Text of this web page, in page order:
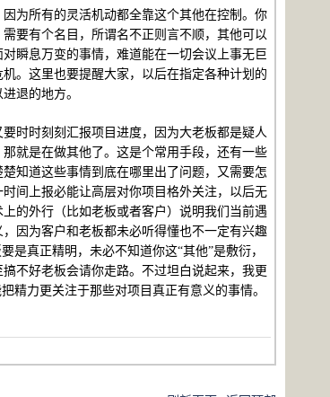
为所有的灵活机动都全靠这个其他在控制。你
要有个名目，所谓名不正则言不顺，其他可以
瞬息万变的事情，难道能在一切会议上事无巨
。这里也要提醒大家，以后在指定各种计划的
退的地方。
时时刻刻汇报项目进度，因为大老板都是疑人
就是在做其他了。这是个常用手段，还有一些
知道这些事情到底在哪里出了问题，又需要怎
间上报必能让高层对你项目格外关注，以后无
的外行（比如老板或者客户）说明我们当前遇
因为客户和老板都未必听得懂也不一定有兴趣
是真正精明，未必不知道你这“其他”是敷衍，
不好老板会请你走路。不过坦白说起来，我更
精力更关注于那些对项目真正有意义的事情。